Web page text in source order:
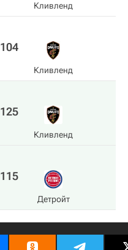
Кливленд
104
Кливленд
125
Кливленд
115
Детройт